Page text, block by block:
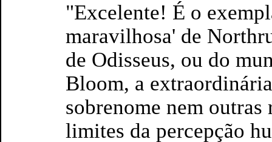
"Excelente! É o
maravilhosa' de
de Odisseus, ou do
Bloom, a
sobrenome nem
limites da percepção